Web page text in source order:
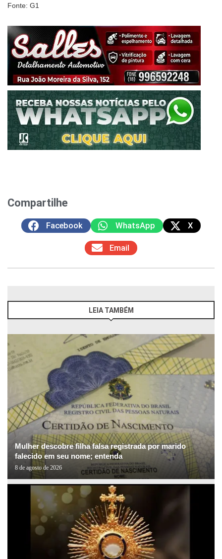
Fonte: G1
Compartilhe
Facebook WhatsApp X
Email
LEIA TAMBÉM
Mulher descobre filha falsa registrada por marido
falecido em seu nome; entenda
8 de agosto de 2026